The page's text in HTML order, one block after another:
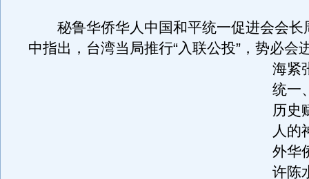
秘鲁华侨华人中国和平统一促进会会长
中指出，台湾当局推行“入联公投”，势必会
海紧
统一
历史
人的
外华
许陈